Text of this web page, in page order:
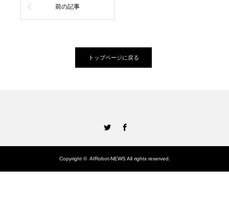
前の記事
トップページに戻る
Copyright © AIRobot-NEWSAll rights reserved.